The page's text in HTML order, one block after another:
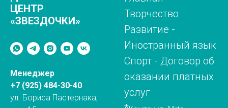
ЦЕНТР
«ЗВЕЗДОЧКИ»
Менеджер
+7 (925) 484-30-40
ул. Бориса Пастернака,
Творчество
Развитие -
Иностранный язык
Спорт - Договор об
оказании платных
услуг